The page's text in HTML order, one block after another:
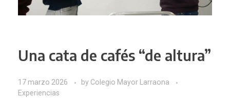
Una cata de cafés “de altura”
17 marzo 2026 by Colegio Mayor Larraona
Experiencias